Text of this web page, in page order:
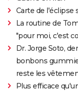
Carte de l'éclipse
La routine de
"pour moi, c'est
Dr. Jorge Soto,
bonbons
reste les
Plus efficace